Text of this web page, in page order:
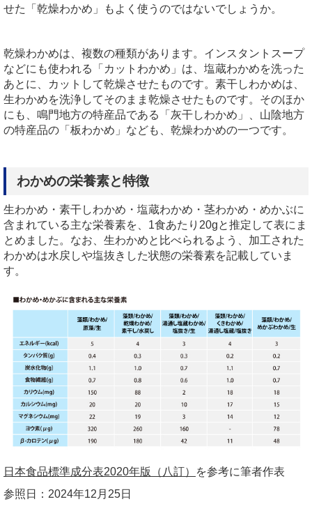
せた「乾燥わかめ」もよく使うのではないでしょうか。
乾燥わかめは、複数の種類があります。インスタントスープ
などにも使われる「カットわかめ」は、塩蔵わかめを洗った
あとに、カットして乾燥させたものです。素干しわかめは、
生わかめを洗浄してそのまま乾燥させたものです。そのほか
にも、鳴門地方の特産品である「灰干しわかめ」、山陰地方
の特産品の「板わかめ」なども、乾燥わかめの一つです。
わかめの栄養素と特徴
生わかめ・素干しわかめ・塩蔵わかめ・茎わかめ・めかぶに
含まれている主な栄養素を、1食あたり20gと推定して表にま
とめました。なお、生わかめと比べられるよう、加工された
わかめは水戻しや塩抜きした状態の栄養素を記載していま
す。
日本食品標準成分表2020年版（八訂）
を参考に筆者作表
参照日：2024年12月25日